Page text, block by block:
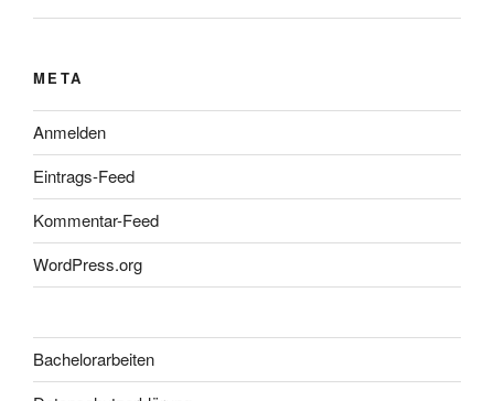
META
Anmelden
Eintrags-Feed
Kommentar-Feed
WordPress.org
Bachelorarbeiten